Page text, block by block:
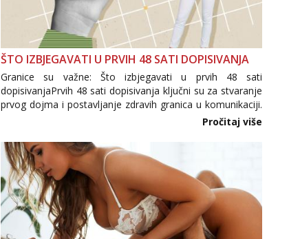
ŠTO IZBJEGAVATI U PRVIH 48 SATI DOPISIVANJA
Granice su važne: Što izbjegavati u prvih 48 sati
dopisivanjaPrvih 48 sati dopisivanja ključni su za stvaranje
prvog dojma i postavljanje zdravih granica u komunikaciji.
Važno je izbjeći prebrzo otkrivanje osobnih ili intimnih
informacija, jer nepoznata osoba još nije zaslužila to
povjerenje. Takođe...
Pročitaj više